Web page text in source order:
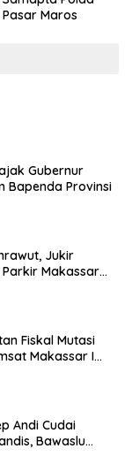
Pasar Maros
Gubernur
Bapenda Provinsi
Jukir
Makassar
Fiskal Mutasi
Makassar I
Andi Cudai
Bawaslu